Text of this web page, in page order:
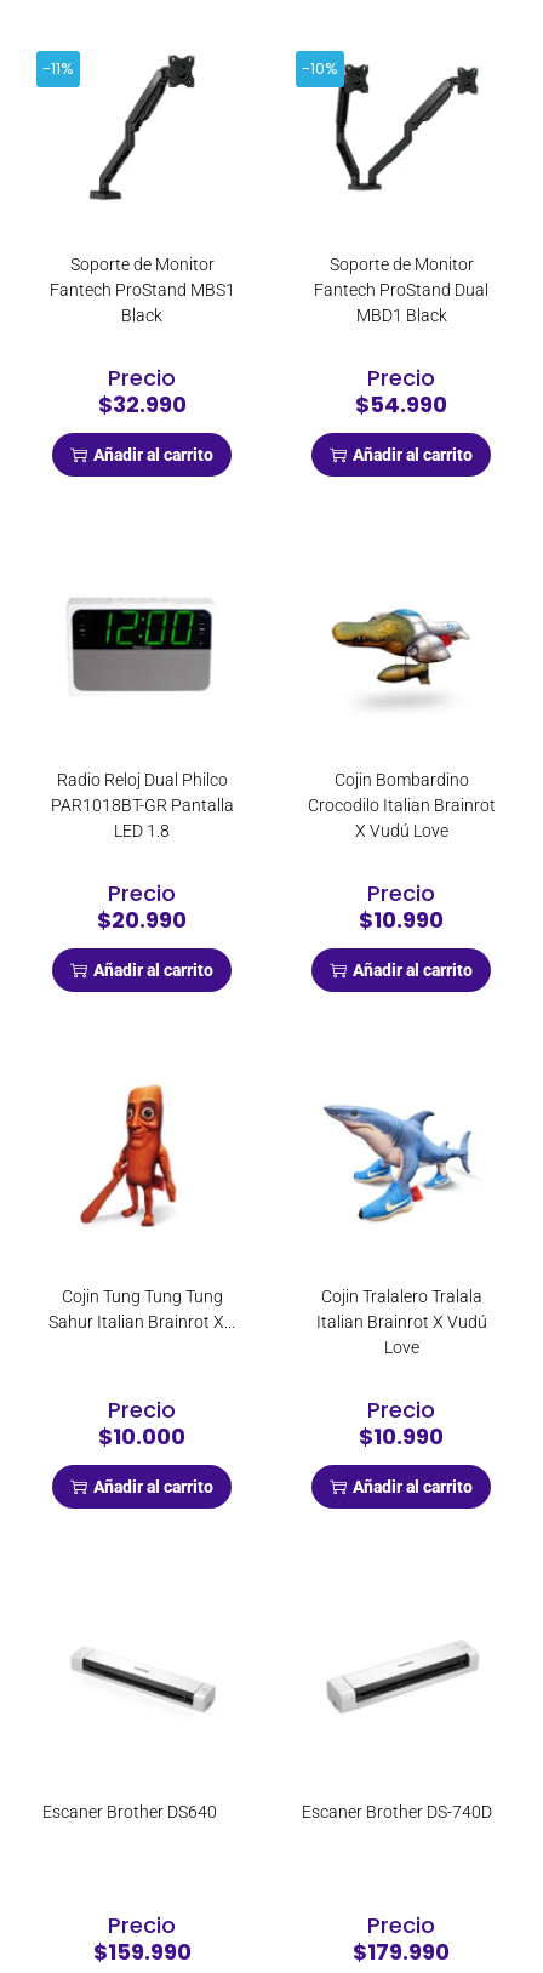
-11%
Soporte de Monitor
Fantech ProStand MBS1
Black
Precio
$32.990
Añadir al carrito
-10%
Soporte de Monitor
Fantech ProStand Dual
MBD1 Black
Precio
$54.990
Añadir al carrito
Radio Reloj Dual Philco
PAR1018BT-GR Pantalla
LED 1.8
Precio
$20.990
Añadir al carrito
Cojin Bombardino
Crocodilo Italian Brainrot
X Vudú Love
Precio
$10.990
Añadir al carrito
Cojin Tung Tung Tung
Sahur Italian Brainrot X...
Precio
$10.000
Añadir al carrito
Cojin Tralalero Tralala
Italian Brainrot X Vudú
Love
Precio
$10.990
Añadir al carrito
Escaner Brother DS640
Precio
$159.990
Escaner Brother DS-740D
Precio
$179.990